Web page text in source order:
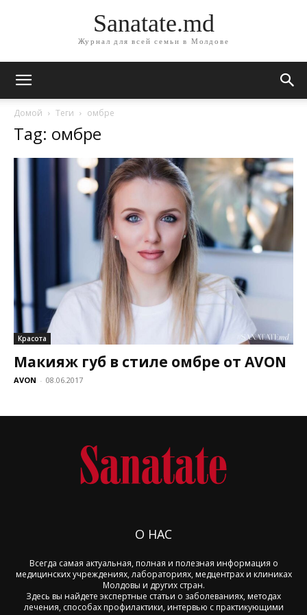
Sanatate.md
Журнал для всей семьи в Молдове
Домой Теги омбре
Tag: омбре
Красота
Макияж губ в стиле омбре от AVON
AVON - 08.06.2017
О НАС
Всегда самая актуальная, полная и полезная информация о
медицинских учреждениях, лабораториях, медцентрах и клиниках
Молдовы и других стран.
Здесь вы найдете экспертные статьи о заболеваниях, методах
лечения, способах профилактики, интервью с практикующими